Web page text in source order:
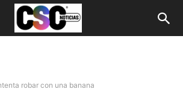
robar con una banana